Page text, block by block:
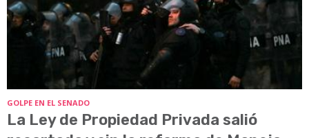
GOLPE EN EL SENADO
La Ley de Propiedad Privada salió